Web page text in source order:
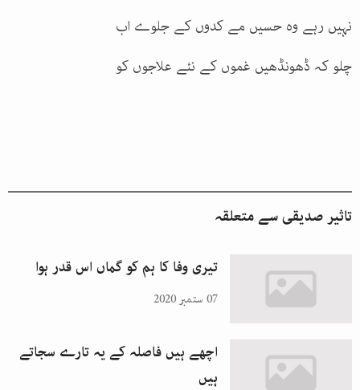
نہیں رہے وہ حسیں مے کدوں کے جلوے اب
چلو کہ ڈھونڈھیں غموں کے نئے علاجوں کو
تاثیر صدیقیسے متعلقہ
تیری وفا کا ہم کو گماں اس قدر ہوا
07 ستمبر 2020
اچھے ہیں فاصلہ کے یہ تارے سجاتے
ہیں